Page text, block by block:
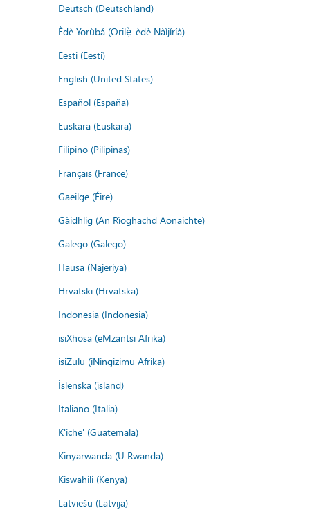
Deutsch (Deutschland)
Èdè Yorùbá (Orilẹ̀-èdè Nàìjíríà)
Eesti (Eesti)
English (United States)
Español (España)
Euskara (Euskara)
Filipino (Pilipinas)
Français (France)
Gaeilge (Éire)
Gàidhlig (An Rìoghachd Aonaichte)
Galego (Galego)
Hausa (Najeriya)
Hrvatski (Hrvatska)
Indonesia (Indonesia)
isiXhosa (eMzantsi Afrika)
isiZulu (iNingizimu Afrika)
Íslenska (ísland)
Italiano (Italia)
K'iche' (Guatemala)
Kinyarwanda (U Rwanda)
Kiswahili (Kenya)
Latviešu (Latvija)